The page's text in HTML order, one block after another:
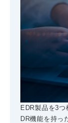
EDR製品を3
DR機能を持っ